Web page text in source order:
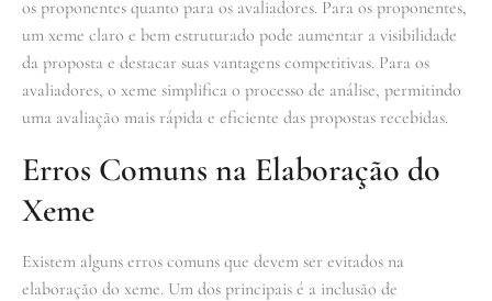
os proponentes quanto para os avaliadores. Para os proponentes,
um xeme claro e bem estruturado pode aumentar a visibilidade
da proposta e destacar suas vantagens competitivas. Para os
avaliadores, o xeme simplifica o processo de análise, permitindo
uma avaliação mais rápida e eficiente das propostas recebidas.
Erros Comuns na Elaboração do
Xeme
Existem alguns erros comuns que devem ser evitados na
elaboração do xeme. Um dos principais é a inclusão de